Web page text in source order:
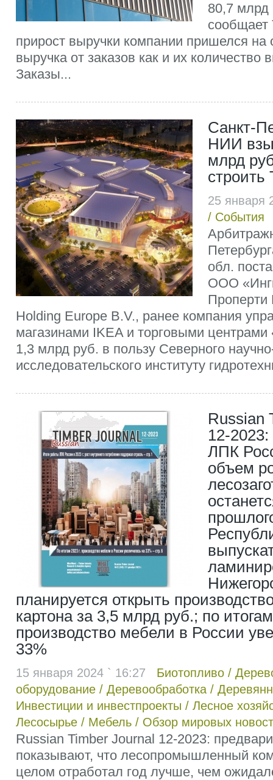
80,7 млрд
прирост выручки компании пришелся
выручка от заказов как и их количество
Заказы...
Санкт-
НИИ
млрд
25
/ События
обл.
ООО
Проперти
Holding Europe B.V., ранее компания
магазинами IKEA и торговыми центрами
1,3 млрд руб. в пользу Северного
исследовательского институту
Russian
12-
ЛПК
объем
планируется открыть
картона за 3,5 млрд руб.; по
производство мебели в России
33%
15 января 2024 ` 16:27 Биотопливо /
оборудование / Деревообработка /
Инвестиции и инвестпроекты / Лесное
Лесосырье / Мебель / Обзор мировых
Russian Timber Journal 12-2023:
показывают, что лесопромышленный
целом отработал год лучше, чем